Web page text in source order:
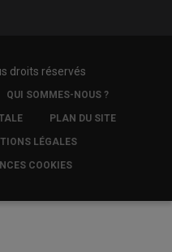
droits réservés
QUI SOMMES-NOUS ?
PLAN DU SITE
LÉGALES
COOKIES